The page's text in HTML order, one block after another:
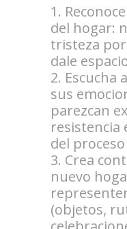
del hogar:
tristeza
dale
Escucha
sus
parezcan
resistencia
del
Crea
nuevo
(objetos,